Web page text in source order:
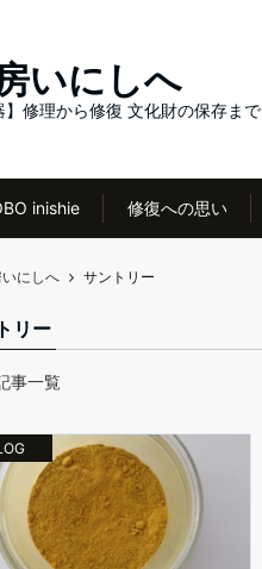
いにしへ
】修理から修復 文化財の保存まで
inishie 修復への思い
にしへ サントリー
リー
事一覧